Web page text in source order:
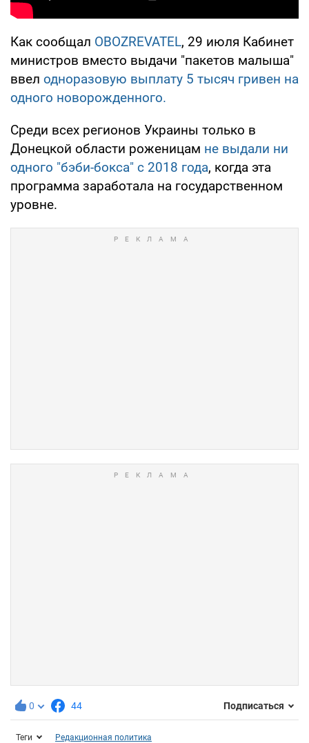
Как сообщал OBOZREVATEL, 29 июля Кабинет
министров вместо выдачи "пакетов малыша"
ввел одноразовую выплату 5 тысяч гривен на
одного новорожденного.
Среди всех регионов Украины только в
Донецкой области роженицам не выдали ни
одного "бэби-бокса" с 2018 года, когда эта
программа заработала на государственном
уровне.
0 44 Подписаться
Теги Редакционная политика